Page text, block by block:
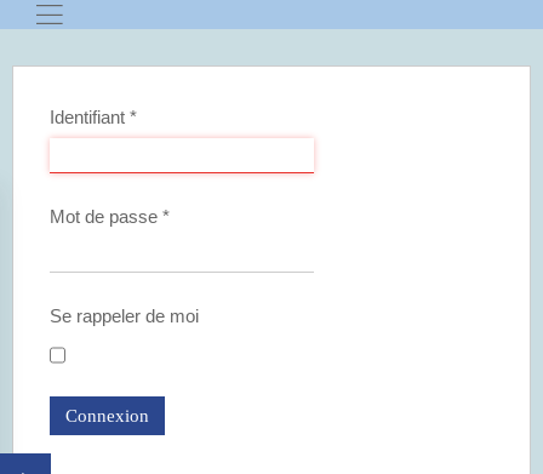
Identifiant *
Mot de passe *
Se rappeler de moi
Connexion